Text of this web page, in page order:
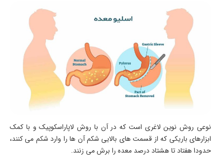
نوعی روش نوین لاغری است که در آن با روش لاپاراسکوپیک و با کمک
ابزارهای باریکی که از قسمت های بالایی شکم آن ها را وارد شکم می کنند،
حدودا هفتاد تا هشتاد درصد معده را برش می زنند.